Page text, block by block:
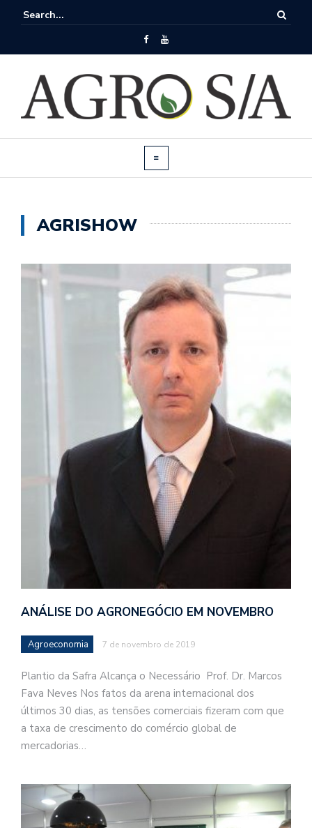
AGRISHOW
ANÁLISE DO AGRONEGÓCIO EM NOVEMBRO
Agroeconomia 7 de novembro de 2019
Plantio da Safra Alcança o Necessário Prof. Dr. Marcos
Fava Neves Nos fatos da arena internacional dos
últimos 30 dias, as tensões comerciais fizeram com que
a taxa de crescimento do comércio global de
mercadorias…